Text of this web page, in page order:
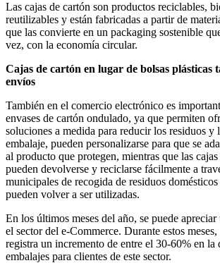
Las cajas de cartón son productos reciclables,
reutilizables y están fabricadas a partir de
que las convierte en un packaging sostenible
vez, con la economía circular.
Cajas de cartón en lugar de bolsas plásticas
envíos
También en el comercio electrónico es
envases de cartón ondulado, ya que permiten
soluciones a medida para reducir los residuos y
embalaje, pueden personalizarse para que se
al producto que protegen, mientras que las
pueden devolverse y reciclarse fácilmente a
municipales de recogida de residuos
pueden volver a ser utilizadas.
En los últimos meses del año, se puede
el sector del e-Commerce. Durante estos
registra un incremento de entre el 30-60% en la
embalajes para clientes de este sector.